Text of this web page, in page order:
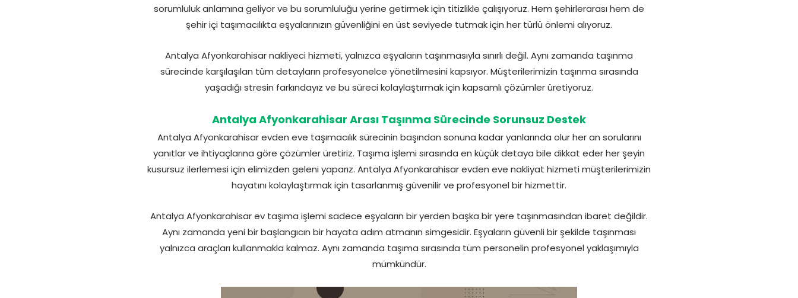
sorumluluk anlamına geliyor ve bu sorumluluğu yerine getirmek için titizlikle çalışıyoruz. Hem şehirlerarası hem de
şehir içi taşımacılıkta eşyalarınızın güvenliğini en üst seviyede tutmak için her türlü önlemi alıyoruz.
Antalya Afyonkarahisar nakliyeci hizmeti, yalnızca eşyaların taşınmasıyla sınırlı değil. Aynı zamanda taşınma
sürecinde karşılaşılan tüm detayların profesyonelce yönetilmesini kapsıyor. Müşterilerimizin taşınma sırasında
yaşadığı stresin farkındayız ve bu süreci kolaylaştırmak için kapsamlı çözümler üretiyoruz.
Antalya Afyonkarahisar Arası Taşınma Sürecinde Sorunsuz Destek
Antalya Afyonkarahisar evden eve taşımacılık sürecinin başından sonuna kadar yanlarında olur her an sorularını
yanıtlar ve ihtiyaçlarına göre çözümler üretiriz. Taşıma işlemi sırasında en küçük detaya bile dikkat eder her şeyin
kusursuz ilerlemesi için elimizden geleni yaparız. Antalya Afyonkarahisar evden eve nakliyat hizmeti müşterilerimizin
hayatını kolaylaştırmak için tasarlanmış güvenilir ve profesyonel bir hizmettir.
Antalya Afyonkarahisar ev taşıma işlemi sadece eşyaların bir yerden başka bir yere taşınmasından ibaret değildir.
Aynı zamanda yeni bir başlangıcın bir hayata adım atmanın simgesidir. Eşyaların güvenli bir şekilde taşınması
yalnızca araçları kullanmakla kalmaz. Aynı zamanda taşıma sırasında tüm personelin profesyonel yaklaşımıyla
mümkündür.